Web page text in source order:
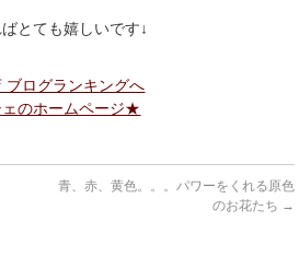
とても嬉しいです↓
ブログランキングへ
のホームページ★
青、赤、黄色。。。パワーをくれる原色
のお花たち →